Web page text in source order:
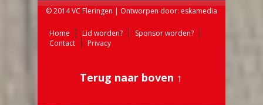
© 2014 VC Fleringen | Ontworpen door: eskamedia
Home Lid worden?
Sponsor worden?
Contact
Privacy
Terug naar boven ↑